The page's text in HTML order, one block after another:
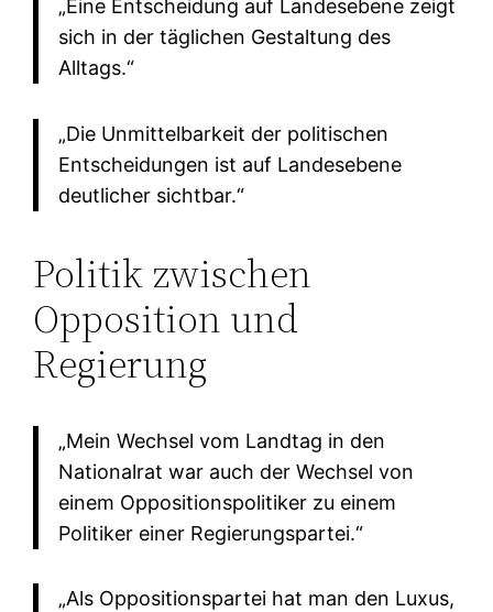
„Eine Entscheidung auf Landesebene zeigt
sich in der täglichen Gestaltung des
Alltags.“
„Die Unmittelbarkeit der politischen
Entscheidungen ist auf Landesebene
deutlicher sichtbar.“
Politik zwischen
Opposition und
Regierung
„Mein Wechsel vom Landtag in den
Nationalrat war auch der Wechsel von
einem Oppositionspolitiker zu einem
Politiker einer Regierungspartei.“
„Als Oppositionspartei hat man den Luxus,